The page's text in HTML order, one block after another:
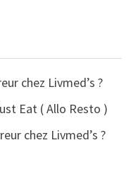
chez Livmed’s ?
Eat ( Allo Resto )
chez Livmed’s ?